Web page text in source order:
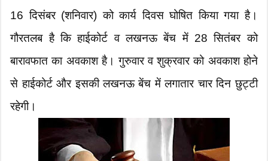
16 दिसंबर (शनिवार) को कार्य दिवस घोषित किया गया है।
गौरतलब है कि हाईकोर्ट व लखनऊ बेंच में 28 सितंबर को
बारावफात का अवकाश है। गुरुवार व शुक्रवार को अवकाश होने
से हाईकोर्ट और इसकी लखनऊ बेंच में लगातार चार दिन छुट्टी
रहेगी।